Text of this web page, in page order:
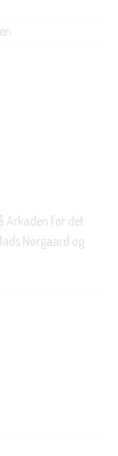
Arkaden for det
Nørgaard og